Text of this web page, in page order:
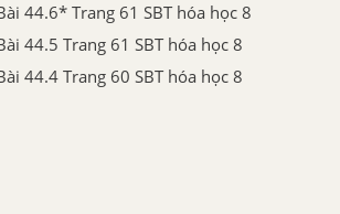
44.6* Trang 61 SBT hóa học 8
44.5 Trang 61 SBT hóa học 8
44.4 Trang 60 SBT hóa học 8